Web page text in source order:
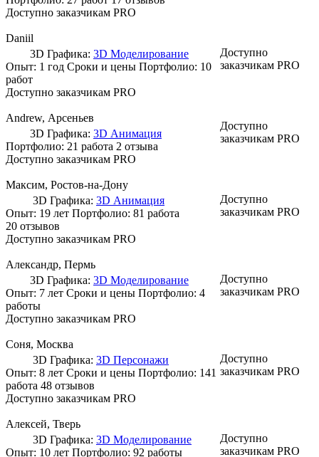
Доступно заказчикам PRO
Daniil
3D Графика: 3D Моделирование
Опыт: 1 год Сроки и цены Портфолио: 10
работ
Доступно заказчикам PRO
Доступно
заказчикам PRO
Andrew, Арсеньев
3D Графика: 3D Анимация
Портфолио: 21 работа 2 отзыва
Доступно заказчикам PRO
Доступно
заказчикам PRO
Максим, Ростов-на-Дону
3D Графика: 3D Анимация
Опыт: 19 лет Портфолио: 81 работа
20 отзывов
Доступно заказчикам PRO
Доступно
заказчикам PRO
Александр, Пермь
3D Графика: 3D Моделирование
Опыт: 7 лет Сроки и цены Портфолио: 4
работы
Доступно заказчикам PRO
Доступно
заказчикам PRO
Соня, Москва
3D Графика: 3D Персонажи
Опыт: 8 лет Сроки и цены Портфолио: 141
работа 48 отзывов
Доступно заказчикам PRO
Доступно
заказчикам PRO
Алексей, Тверь
3D Графика: 3D Моделирование
Опыт: 10 лет Портфолио: 92 работы
Доступно
заказчикам PRO